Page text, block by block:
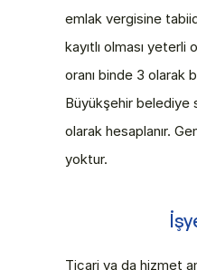
emlak vergisine
kayıtlı olması yeterli
oranı binde 3 olarak
Büyükşehir belediye
olarak hesaplanır.
yoktur.
Ticari ya da hizmet